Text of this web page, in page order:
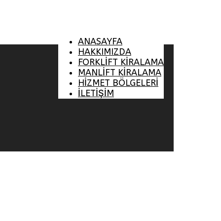
ANASAYFA
HAKKIMIZDA
FORKLİFT KİRALAMA
MANLİFT KİRALAMA
HİZMET BÖLGELERİ
İLETİŞİM